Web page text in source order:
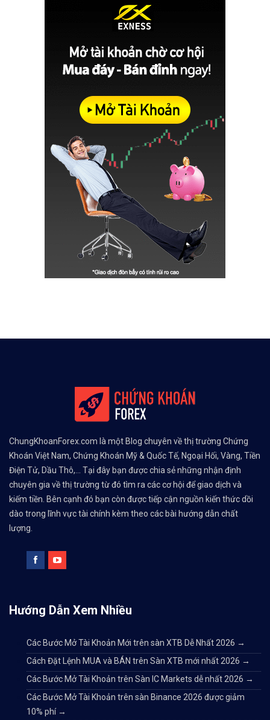
ChungKhoanForex.com là một Blog chuyên về thị trường Chứng
Khoán Việt Nam, Chứng Khoán Mỹ & Quốc Tế, Ngoại Hối, Vàng, Tiền
Điện Tử, Dầu Thô,... Tại đây bạn được chia sẻ những nhận định
chuyên gia về thị trường từ đó tìm ra các cơ hội để giao dịch và
kiếm tiền. Bên cạnh đó bạn còn được tiếp cận nguồn kiến thức dồi
dào trong lĩnh vực tài chính kèm theo các bài hướng dẫn chất
lượng.
Hướng Dẫn Xem Nhiều
Các Bước Mở Tài Khoản Mới trên sàn XTB Dễ Nhất 2026 →
Cách Đặt Lệnh MUA và BÁN trên Sàn XTB mới nhất 2026 →
Các Bước Mở Tài Khoản trên Sàn IC Markets dễ nhất 2026 →
Các Bước Mở Tài Khoản trên sàn Binance 2026 được giảm
10% phí →